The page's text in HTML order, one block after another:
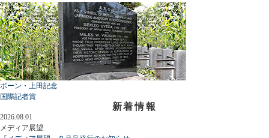
ボーン・上田記念
国際記者賞
新着情報
2026.08.01
メディア展望